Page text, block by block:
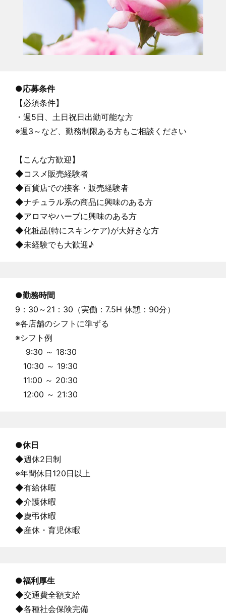
●応募条件
【必須条件】
・週5日、土日祝日出勤可能な方
※週3～など、勤務制限ある方もご相談ください
【こんな方歓迎】
◆コスメ販売経験者
◆百貨店での接客・販売経験者
◆ナチュラル系の商品に興味のある方
◆アロマやハーブに興味のある方
◆化粧品(特にスキンケア)が大好きな方
◆未経験でも大歓迎♪
●勤務時間
9：30～21：30（実働：7.5H 休憩：90分）
※各店舗のシフトに準ずる
※シフト例
9:30 ～ 18:30
10:30 ～ 19:30
11:00 ～ 20:30
12:00 ～ 21:30
●休日
◆週休2日制
※年間休日120日以上
◆有給休暇
◆介護休暇
◆慶弔休暇
◆産休・育児休暇
●福利厚生
◆交通費全額支給
◆各種社会保険完備